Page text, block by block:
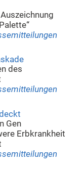
des
Gen
Erbkrankheit